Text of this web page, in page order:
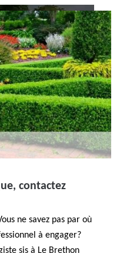
contactez
ne savez pas par où
à engager?
sis à Le Brethon